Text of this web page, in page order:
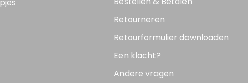
Retourneren
Retourformulier downloaden
Een klacht?
Andere vragen